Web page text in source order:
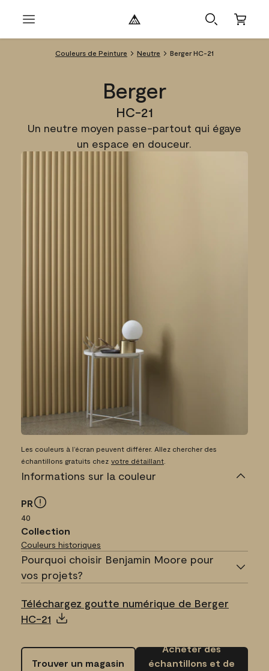
Couleurs de Peinture Neutre Berger HC-21
Berger
HC-21
Un neutre moyen passe-partout qui égaye
un espace en douceur.
Les couleurs à l’écran peuvent différer. Allez chercher des
échantillons gratuits chez votre détaillant
Informations sur la couleur
PR
40
Collection
Couleurs historiques
Pourquoi choisir Benjamin Moore pour
vos projets?
Téléchargez goutte numérique de Berger
HC-21
Trouver un magasin
Acheter des
échantillons et de